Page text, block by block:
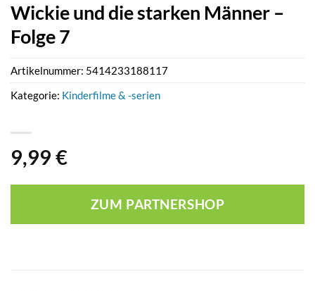
Wickie und die starken Männer –
Folge 7
9,99 €
ZUM PARTNERSHOP
Artikelnummer: 5414233188117
Kategorie: Kinderfilme & -serien